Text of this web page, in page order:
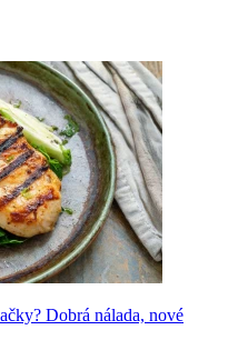
Dobrá nálada, nové